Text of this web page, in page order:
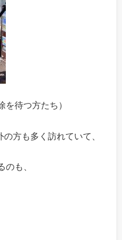
を待つ方たち）
の方も多く訪れていて、
も、